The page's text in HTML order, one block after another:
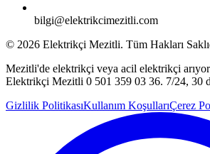
bilgi@elektrikcimezitli.com
© 2026 Elektrikçi Mezitli. Tüm Hakları
Mezitli'de elektrikçi veya acil elektrikçi
Elektrikçi Mezitli 0 501 359 03 36. 7/24, 30
Gizlilik PolitikasıKullanım KoşullarıÇerez